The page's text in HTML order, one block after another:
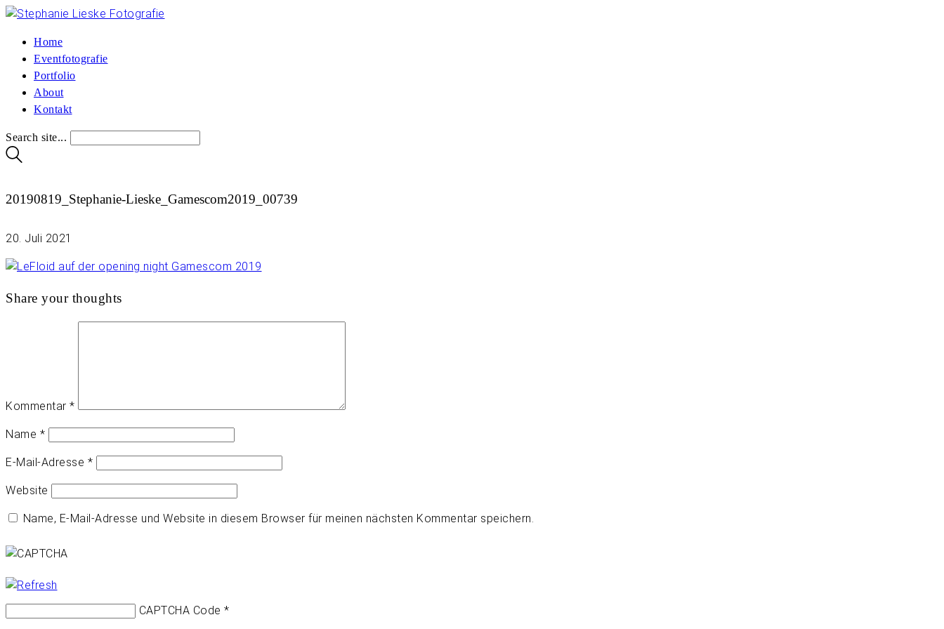
Home
Eventfotografie
Portfolio
About
Kontakt
Search site...
20190819_Stephanie-Lieske_Gamescom2019_00739
20. Juli 2021
Share your thoughts
Kommentar *
Name *
E-Mail-Adresse *
Website
Name, E-Mail-Adresse und Website in diesem Browser für meinen nächsten Kommentar speichern.
CAPTCHA Code *